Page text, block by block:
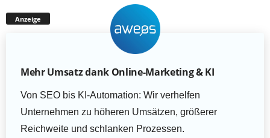
Anzeige
Mehr Umsatz dank Online-Marketing & KI
Von SEO bis KI-Automation: Wir verhelfen
Unternehmen zu höheren Umsätzen, größerer
Reichweite und schlanken Prozessen.